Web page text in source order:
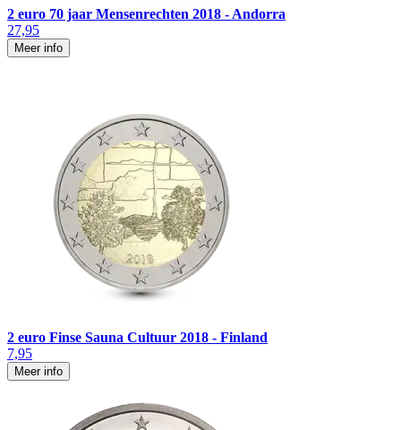
2 euro 70 jaar Mensenrechten 2018 - Andorra
27,95
Meer info
2 euro Finse Sauna Cultuur 2018 - Finland
7,95
Meer info